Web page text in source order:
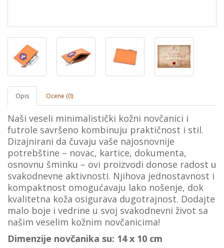
Opis Ocene (0)
Naši veseli minimalistički kožni novčanici i
futrole savršeno kombinuju praktičnost i stil.
Dizajnirani da čuvaju vaše najosnovnije
potrebštine – novac, kartice, dokumenta,
osnovnu šminku – ovi proizvodi donose radost u
svakodnevne aktivnosti. Njihova jednostavnost i
kompaktnost omogućavaju lako nošenje, dok
kvalitetna koža osigurava dugotrajnost. Dodajte
malo boje i vedrine u svoj svakodnevni život sa
našim veselim kožnim novčanicima!
Dimenzije novčanika su: 14 x 10 cm